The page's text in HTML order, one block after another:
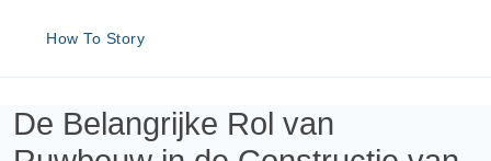
How To Story
De Belangrijke Rol van